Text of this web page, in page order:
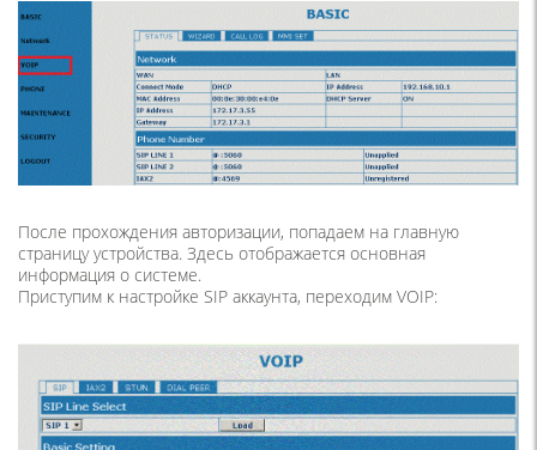
После прохождения авторизации, попадаем на главную
страницу устройства. Здесь отображается основная
информация о системе.
Приступим к настройке SIP аккаунта, переходим VOIP: